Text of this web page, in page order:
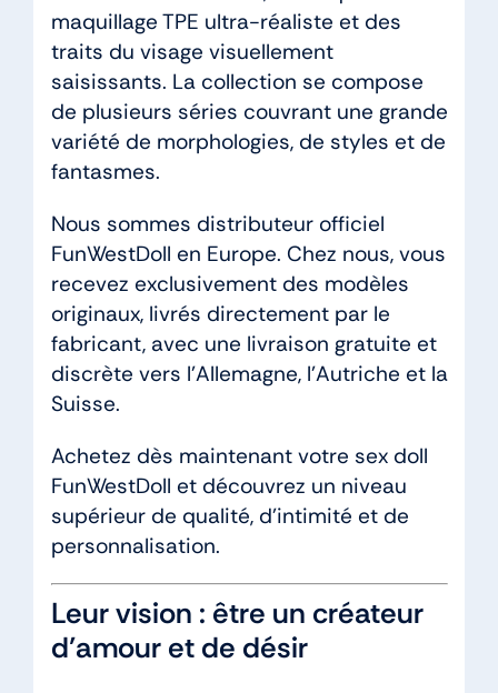
maquillage TPE ultra-réaliste et des
traits du visage visuellement
saisissants. La collection se compose
de plusieurs séries couvrant une grande
variété de morphologies, de styles et de
fantasmes.
Nous sommes distributeur officiel
FunWestDoll en Europe. Chez nous, vous
recevez exclusivement des modèles
originaux, livrés directement par le
fabricant, avec une livraison gratuite et
discrète vers l’Allemagne, l’Autriche et la
Suisse.
Achetez dès maintenant votre sex doll
FunWestDoll et découvrez un niveau
supérieur de qualité, d’intimité et de
personnalisation.
Leur vision : être un créateur
d’amour et de désir